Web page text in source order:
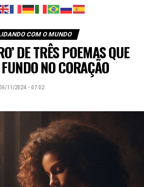
COM O MUNDO
DE TRÊS POEMAS QUE
NO CORAÇÃO
11/2024 - 07:02